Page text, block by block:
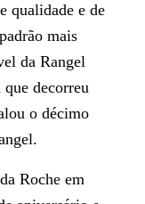
qualidade e de
mais
da Rangel
decorreu
o décimo
Roche em